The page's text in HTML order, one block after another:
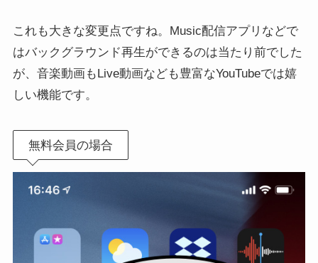
これも大きな変更点ですね。Music配信アプリなどで
はバックグラウンド再生ができるのは当たり前でした
が、音楽動画もLive動画なども豊富なYouTubeでは嬉
しい機能です。
無料会員の場合